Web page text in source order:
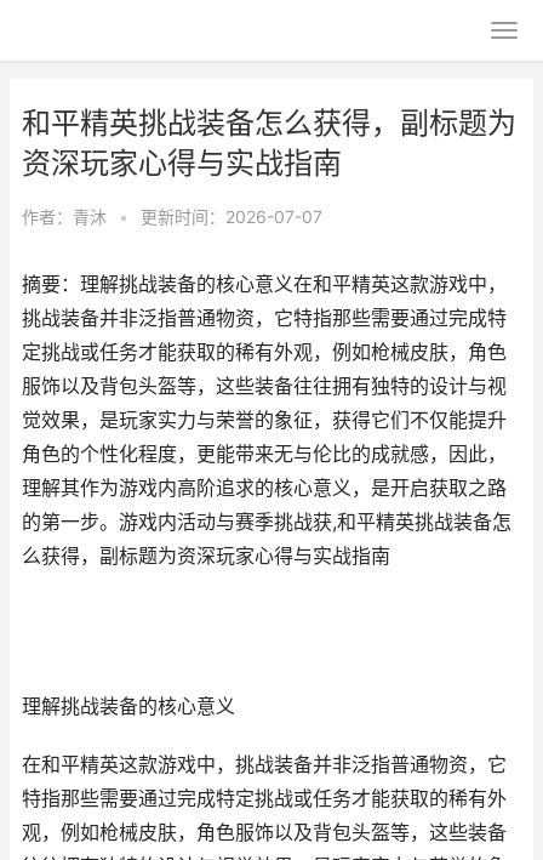
和平精英挑战装备怎么获得，副标题为
资深玩家心得与实战指南
作者： 青沐 • 更新时间：2026-07-07
摘要：理解挑战装备的核心意义在和平精英这款游戏中，
挑战装备并非泛指普通物资，它特指那些需要通过完成特
定挑战或任务才能获取的稀有外观，例如枪械皮肤，角色
服饰以及背包头盔等，这些装备往往拥有独特的设计与视
觉效果，是玩家实力与荣誉的象征，获得它们不仅能提升
角色的个性化程度，更能带来无与伦比的成就感，因此，
理解其作为游戏内高阶追求的核心意义，是开启获取之路
的第一步。游戏内活动与赛季挑战获,和平精英挑战装备怎
么获得，副标题为资深玩家心得与实战指南
理解挑战装备的核心意义
在和平精英这款游戏中，挑战装备并非泛指普通物资，它
特指那些需要通过完成特定挑战或任务才能获取的稀有外
观，例如枪械皮肤，角色服饰以及背包头盔等，这些装备